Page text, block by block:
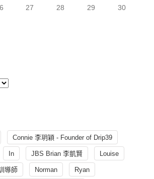
27 28 29
30
Connie 李玥穎 - Founder of Drip39
In JBS Brian 李凱賢 Louise
導師 Norman Ryan